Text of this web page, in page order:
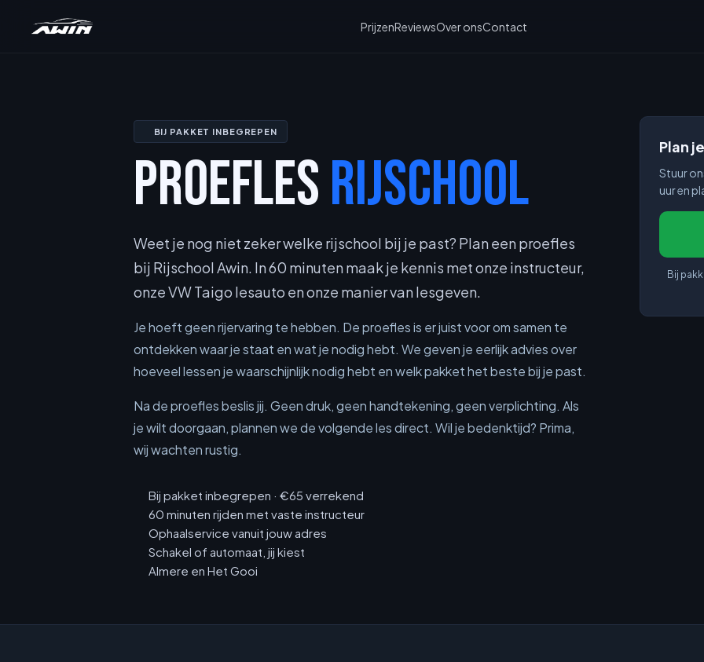
PrijzenReviewsOver onsContact
BIJ PAKKET INBEGREPEN
PROEFLESRIJSCHOOL
Weet je nog niet zeker welke rijschool bij je past? Plan een proefles
bij Rijschool Awin. In 60 minuten maak je kennis met onze instructeur,
onze VW Taigo lesauto en onze manier van lesgeven.
Je hoeft geen rijervaring te hebben. De proefles is er juist voor om samen te
ontdekken waar je staat en wat je nodig hebt. We geven je eerlijk advies over
hoeveel lessen je waarschijnlijk nodig hebt en welk pakket het beste bij je past.
Na de proefles beslis jij. Geen druk, geen handtekening, geen verplichting. Als
je wilt doorgaan, plannen we de volgende les direct. Wil je bedenktijd? Prima,
wij wachten rustig.
Bij pakket inbegrepen · €65 verrekend
60 minuten rijden met vaste instructeur
Ophaalservice vanuit jouw adres
Schakel of automaat, jij kiest
Almere en Het Gooi
Plan
Stuur
uur en
Bij